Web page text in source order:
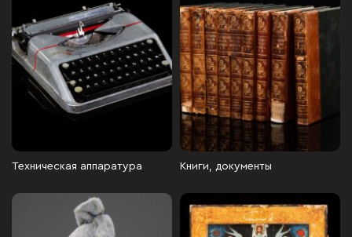
Техническая аппаратура Книги, документы